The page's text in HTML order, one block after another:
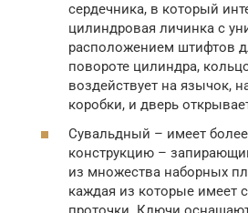
сердечника, в который
цилиндровая личинка с
расположением штифтов
повороте цилиндра,
воздействует на язычок,
коробки, и дверь
Сувальдный – имеет
конструкцию –
из множества наборных
каждая из которые имеет